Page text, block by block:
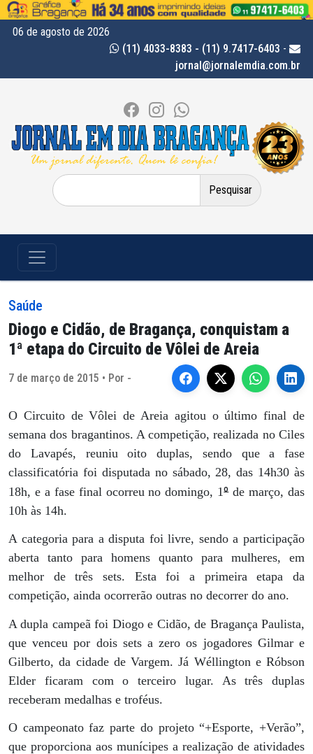
06 de agosto de 2026
(11) 4033-8383 - (11) 9.7417-6403 -
jornal@jornalemdia.com.br
Pesquisar
por:
Saúde
Diogo e Cidão, de Bragança, conquistam a
1ª etapa do Circuito de Vôlei de Areia
7 de março de 2015 • Por -
O Circuito de Vôlei de Areia agitou o último final de
semana dos bragantinos. A competição, realizada no Ciles
do Lavapés, reuniu oito duplas, sendo que a fase
classificatória foi disputada no sábado, 28, das 14h30 às
18h, e a fase final ocorreu no domingo, 1ºde março, das
10h às 14h.
A categoria para a disputa foi livre, sendo a participação
aberta tanto para homens quanto para mulheres, em
melhor de três sets. Esta foi a primeira etapa da
competição, ainda ocorrerão outras no decorrer do ano.
A dupla campeã foi Diogo e Cidão, de Bragança Paulista,
que venceu por dois sets a zero os jogadores Gilmar e
Gilberto, da cidade de Vargem. Já Wéllington e Róbson
Elder ficaram com o terceiro lugar. As três duplas
receberam medalhas e troféus.
O campeonato faz parte do projeto “+Esporte, +Verão”,
que proporciona aos munícipes a realização de atividades